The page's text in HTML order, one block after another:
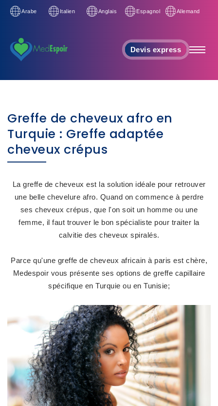
Arabe Italien Anglais Espagnol Allemand
Devis express
Greffe de cheveux afro en
Turquie : Greffe adaptée
cheveux crépus
La greffe de cheveux est la solution idéale pour retrouver
une belle chevelure afro. Quand on commence à perdre
ses cheveux crépus, que l'on soit un homme ou une
femme, il faut trouver le bon spécialiste pour traiter la
calvitie des cheveux spiralés.
Parce qu'une greffe de cheveux africain à paris est chère,
Medespoir vous présente ses options de greffe capillaire
spécifique en Turquie ou en Tunisie;